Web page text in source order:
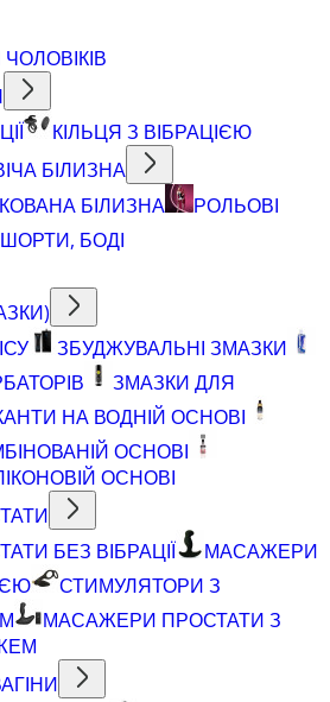
КІЛЬЦЯ З ВІБРАЦІЄЮ
БІЛИЗНА
БІЛИЗНА
РОЛЬОВІ
БОДІ
ЗБУДЖУВАЛЬНІ ЗМАЗКИ
ЗМАЗКИ ДЛЯ
НА ВОДНІЙ ОСНОВІ
ОСНОВІ
ОСНОВІ
БЕЗ ВІБРАЦІЇ
МАСАЖЕРИ
СТИМУЛЯТОРИ З
МАСАЖЕРИ ПРОСТАТИ З